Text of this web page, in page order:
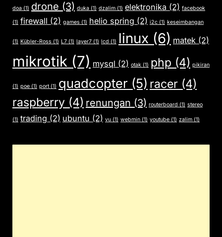
doa (1) drone (3) duka (1) dzalim (1) elektronika (2) facebook
(1) firewall (2) games (1) helio spring (2) i2c (1) keseimbangan
(1) Kübler-Ross (1) L7 (1) layer7 (1) lcd (1) linux (6) matek (2)
mikrotik (7) mysql (2) otak (1) php (4) pikiran
(1) poe (1) port(1) quadcopter (5) racer (4)
raspberry (4) renungan (3) routerboard (1) stereo
(1) trading (2) ubuntu (2) vu (1) webmin (1) youtube (1) zalim (1)